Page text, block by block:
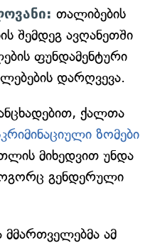
თალიბების
შემდეგ ავღანეთში
ფუნდამენტური
დარღვევა.
ქალთა
ზომები
მიხედვით უნდა
გენდერული
მმართველებმა ამ